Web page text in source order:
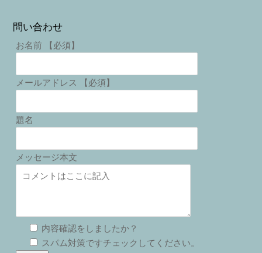
問い合わせ
お名前 【必須】
メールアドレス 【必須】
題名
メッセージ本文
内容確認をしましたか？
スパム対策ですチェックしてください。